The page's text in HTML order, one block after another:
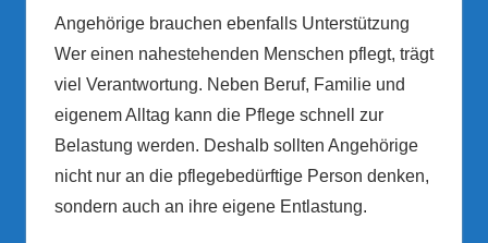
Angehörige brauchen ebenfalls Unterstützung
Wer einen nahestehenden Menschen pflegt, trägt
viel Verantwortung. Neben Beruf, Familie und
eigenem Alltag kann die Pflege schnell zur
Belastung werden. Deshalb sollten Angehörige
nicht nur an die pflegebedürftige Person denken,
sondern auch an ihre eigene Entlastung.